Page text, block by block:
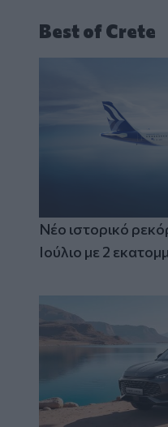
Best of Crete
Νέο ιστορικό
Ιούλιο με 2